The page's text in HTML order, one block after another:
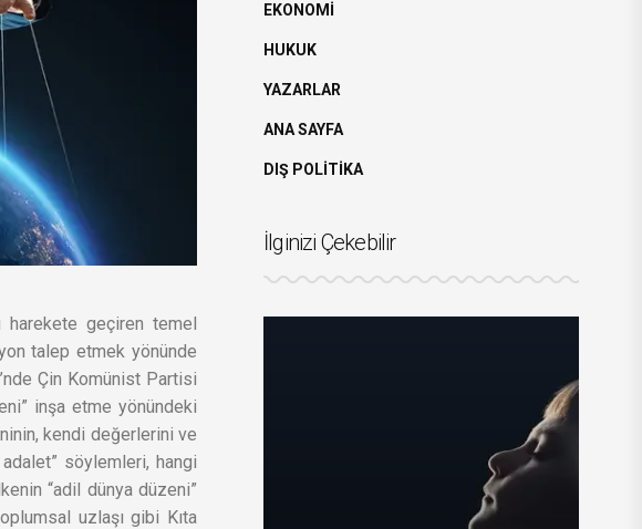
harekete geçiren temel
talep etmek yönünde
Çin Komünist Partisi
inşa etme yönündeki
kendi değerlerini ve
söylemleri, hangi
“adil dünya düzeni”
uzlaşı gibi Kıta
EKONOMİ
HUKUK
YAZARLAR
ANA SAYFA
DIŞ POLİTİKA
İlginizi Çekebilir